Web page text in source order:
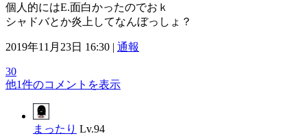
個人的にはE.面白かったのでおｋ
シャドバとか炎上してなんぼっしょ？
2019年11月23日 16:30 | 通報
30
他1件のコメントを表示
まったり Lv.94